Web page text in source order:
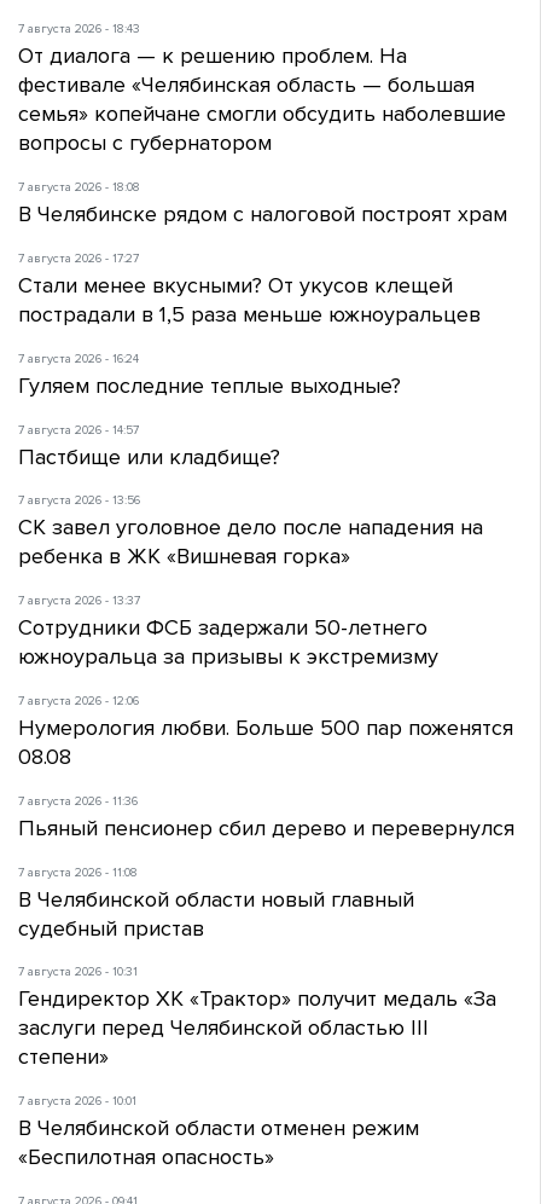
7 августа 2026 - 18:43
От диалога — к решению проблем. На
фестивале «Челябинская область — большая
семья» копейчане смогли обсудить наболевшие
вопросы с губернатором
7 августа 2026 - 18:08
В Челябинске рядом с налоговой построят храм
7 августа 2026 - 17:27
Стали менее вкусными? От укусов клещей
пострадали в 1,5 раза меньше южноуральцев
7 августа 2026 - 16:24
Гуляем последние теплые выходные?
7 августа 2026 - 14:57
Пастбище или кладбище?
7 августа 2026 - 13:56
СК завел уголовное дело после нападения на
ребенка в ЖК «Вишневая горка»
7 августа 2026 - 13:37
Сотрудники ФСБ задержали 50-летнего
южноуральца за призывы к экстремизму
7 августа 2026 - 12:06
Нумерология любви. Больше 500 пар поженятся
08.08
7 августа 2026 - 11:36
Пьяный пенсионер сбил дерево и перевернулся
7 августа 2026 - 11:08
В Челябинской области новый главный
судебный пристав
7 августа 2026 - 10:31
Гендиректор ХК «Трактор» получит медаль «За
заслуги перед Челябинской областью III
степени»
7 августа 2026 - 10:01
В Челябинской области отменен режим
«Беспилотная опасность»